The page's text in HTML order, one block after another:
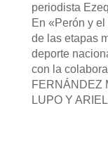
periodista
En «Perón y
de las etapas
deporte
con la
FERNÁNDEZ
LUPO Y